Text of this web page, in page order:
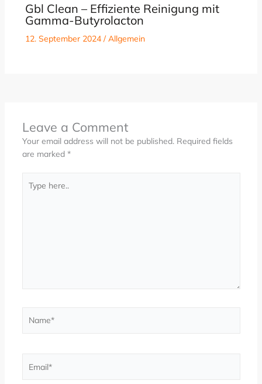
Gbl Clean – Effiziente Reinigung mit
Gamma-Butyrolacton
12. September 2024 /Allgemein
Leave a Comment
Your email address will not be published. Required fields
are marked *
here..